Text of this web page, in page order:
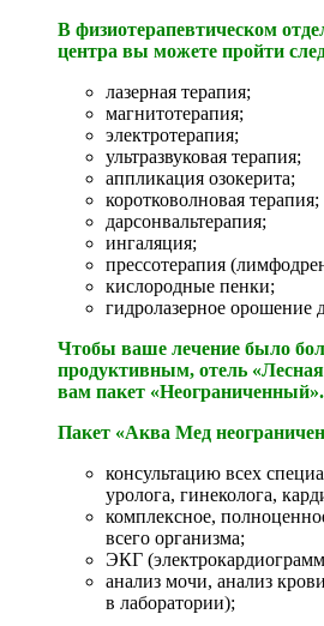
В физиотерапевтическом
центра вы можете пройти
лазерная терапия;
магнитотерапия;
электротерапия;
ультразвуковая терапия;
аппликация озокерита;
коротковолновая терапия;
дарсонвальтерапия;
ингаляция;
прессотерапия
кислородные пенки;
гидролазерное орошение
Чтобы ваше лечение было
продуктивным, отель
вам пакет «Неограниченный».
Пакет «Аква Мед
консультацию всех
уролога, гинеколога,
комплексное,
всего организма;
ЭКГ
анализ мочи, анализ
в лаборатории);